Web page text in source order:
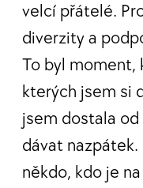
velcí přátelé.
diverzity a
To byl moment,
kterých jsem si
jsem dostala od
dávat
někdo, kdo je